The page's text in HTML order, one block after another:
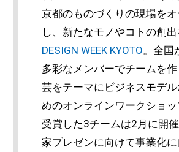
京都のものづくりの現場を
し、新たなモノやコトの創
DESIGN WEEK KYOTO。全国
多彩なメンバーでチームを
芸をテーマにビジネスモデ
めのオンラインワークショッ
受賞した3チームは2月に開
家プレゼンに向けて事業化